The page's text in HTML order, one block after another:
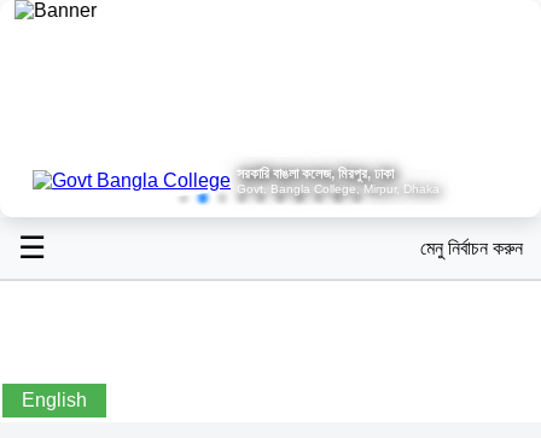
সরকারি বাঙলা কলেজ, মিরপুর, ঢাকা
Govt. Bangla College, Mirpur, Dhaka
☰ মেনু নির্বাচন করুন
English